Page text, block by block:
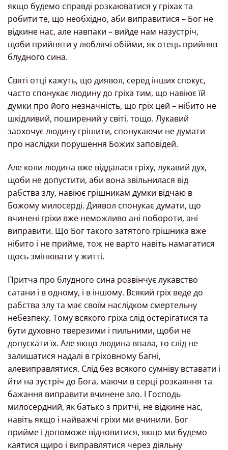
якщо будемо справді розкаюватися у гріхах та
робити те, що необхідно, аби виправитися – Бог не
відкине нас, але навпаки – вийде нам назустріч,
щоби прийняти у люблячі обійми, як отець прийняв
блудного сина.
Святі отці кажуть, що диявол, серед інших спокус,
часто спонукає людину до гріха тим, що навіює їй
думки про його незначність, що гріх цей – нібито не
шкідливий, поширений у світі, тощо. Лукавий
заохочує людину грішити, спонукаючи не думати
про наслідки порушення Божих заповідей.
Але коли людина вже віддалася гріху, лукавий дух,
щоби не допустити, аби вона звільнилася від
рабства злу, навіює грішникам думки відчаю в
Божому милосерді. Диявол спонукає думати, що
вчинені гріхи вже неможливо ані побороти, ані
виправити. Що Бог такого затятого грішника вже
нібито і не прийме, тож не варто навіть намагатися
щось змінювати у житті.
Притча про блудного сина розвінчує лукавство
сатани і в одному, і в іншому. Всякий гріх веде до
рабства злу та має своїм наслідком смертельну
небезпеку. Тому всякого гріха слід остерігатися та
бути духовно тверезими і пильними, щоби не
допускати їх. Але якщо людина впала, то слід не
залишатися надалі в гріховному багні,
алевиправлятися. Слід без всякого сумніву вставати і
йти на зустріч до Бога, маючи в серці розкаяння та
бажання виправити вчинене зло. І Господь
милосердний, як батько з притчі, не відкине нас,
навіть якщо і найважчі гріхи ми вчинили. Бог
прийме і допоможе відновитися, якщо ми будемо
каятися щиро і виправлятися через діяльну